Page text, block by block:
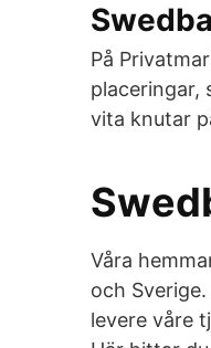
På
placeringar,
vita knutar
Våra
och
levere våre